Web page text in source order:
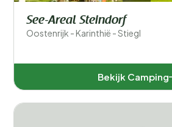
See-Areal Steindorf
Oostenrijk - Karinthië - Stiegl
Bekijk Camping